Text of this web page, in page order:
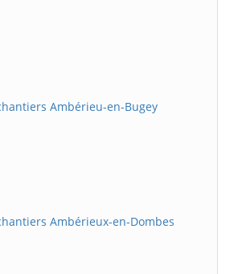
Ambérieu-en-Bugey
Ambérieux-en-Dombes